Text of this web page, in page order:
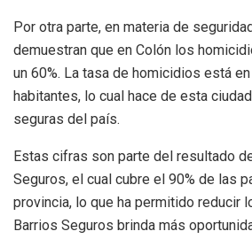
Por otra parte, en materia de
demuestran que en Colón los
un 60%. La tasa de homicidios está
habitantes, lo cual hace de esta
seguras del país.
Estas cifras son parte del resultado
Seguros, el cual cubre el 90% de las
provincia, lo que ha permitido reducir
Barrios Seguros brinda más